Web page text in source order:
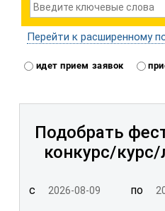
Перейти к расширенному
идет прием заявок
Подобрать
конкурс/курс/
с по